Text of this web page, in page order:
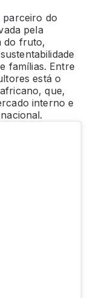
parceiro do
pela
do fruto,
famílias. Entre
está o
que,
interno e